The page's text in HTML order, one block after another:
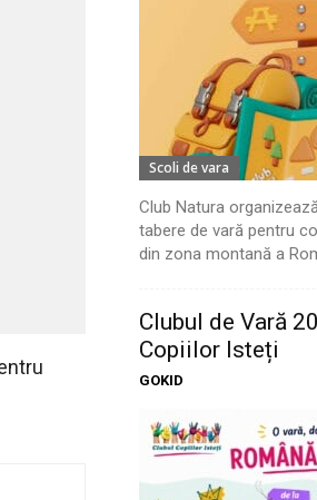
Scoli de vara
Club Natura
tabere de vară pentru
din zona montană a
Clubul de Vară
Copiilor Isteți
GOKID